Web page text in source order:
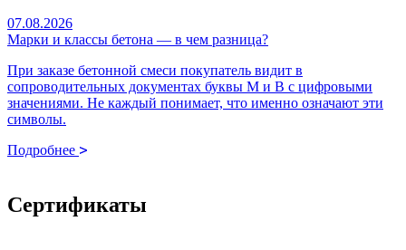
07.08.2026
Марки и классы бетона — в чем разница?
При заказе бетонной смеси покупатель видит в
сопроводительных документах буквы М и В с цифровыми
значениями. Не каждый понимает, что именно означают эти
символы.
Подробнее
Сертификаты